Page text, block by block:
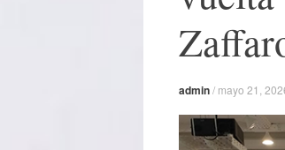
admin/ mayo 21,